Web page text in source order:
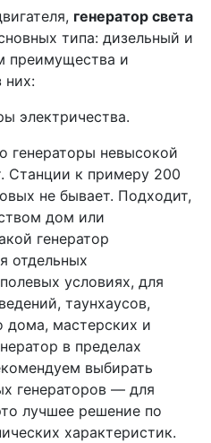
генератор света
типа: дизельный и
преимущества и
них:
электричества.
генераторы невысокой
Станции к примеру 200
не бывает. Подходит,
дом или
генератор
отдельных
условиях, для
таунхаусов,
дома, мастерских и
в пределах
выбирать
генераторов — для
лучшее решение по
характеристик.